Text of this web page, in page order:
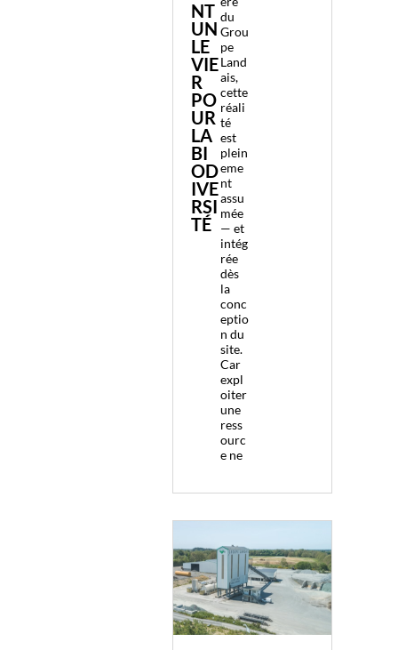
NT
UN
LE
VIE
R
PO
UR
LA
BI
OD
IVE
RSI
TÉ
du
Grou
pe
Land
ais,
cette
réali
té
est
plein
eme
nt
assu
mée
— et
intég
rée
dès
la
conc
eptio
n du
site.
Car
expl
oiter
une
ress
ourc
e ne